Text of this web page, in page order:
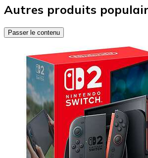
Autres produits
Passer le contenu